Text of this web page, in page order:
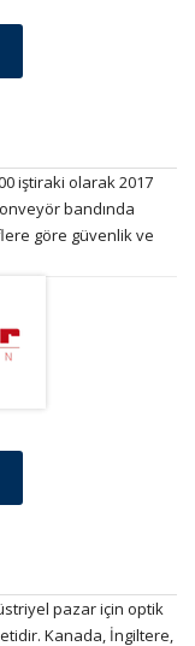
iştiraki olarak 2017
bandında
göre güvenlik ve
pazar için optik
Kanada, İngiltere,